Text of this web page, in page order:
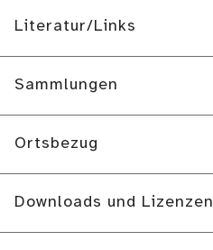
Literatur/Links
Sammlungen
Ortsbezug
Downloads und Lizenzen